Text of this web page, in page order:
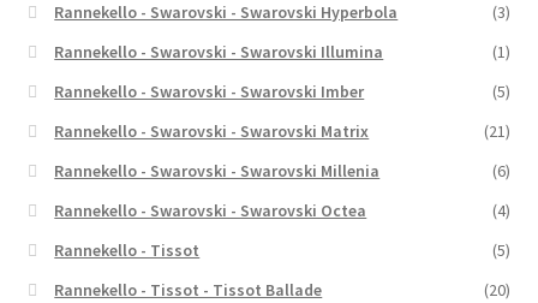
Rannekello - Swarovski - Swarovski Hyperbola
(3)
Rannekello - Swarovski - Swarovski Illumina
(1)
Rannekello - Swarovski - Swarovski Imber
(5)
Rannekello - Swarovski - Swarovski Matrix
(21)
Rannekello - Swarovski - Swarovski Millenia
(6)
Rannekello - Swarovski - Swarovski Octea
(4)
Rannekello - Tissot
(5)
Rannekello - Tissot - Tissot Ballade
(20)